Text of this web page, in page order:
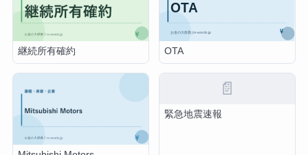
継続所有確約 OTA
📄
緊急地震速報